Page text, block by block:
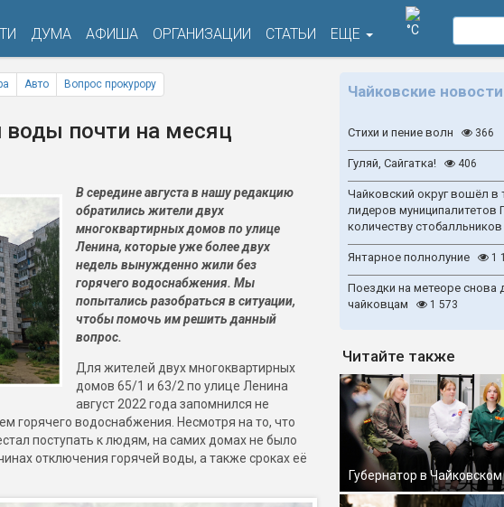
ДУМА АФИША ОРГАНИЗАЦИИ СТАТЬИ ЕЩЕ °C
Авто Вопрос прокурору
воды почти на месяц
В середине августа в нашу редакцию
обратились жители двух
многоквартирных домов по улице
Ленина, которые уже более двух
недель вынужденно жили без
горячего водоснабжения. Мы
попытались разобраться в ситуации,
чтобы помочь им решить данный
вопрос.
Для жителей двух многоквартирных
домов 65/1 и 63/2 по улице Ленина
август 2022 года запомнился не
горячего водоснабжения. Несмотря на то, что
поступать к людям, на самих домах не было
отключения горячей воды, а также сроках её
Чайковские новости
Стихи и пение волн 366
Гуляй, Сайгатка! 406
Чайковский округ вошёл в
лидеров муниципалитетов
количеству
Янтарное полнолуние 1
Поездки на метеоре снова
чайковцам
1 573
Читайте также
Губернатор в Чайковском